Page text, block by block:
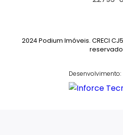
2024 Podium Imóveis. CRECI
Desenvolvimento: